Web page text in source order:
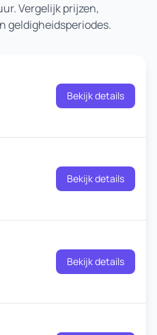
Vergelijk prijzen,
geldigheidsperiodes.
Bekijk details
Bekijk details
Bekijk details